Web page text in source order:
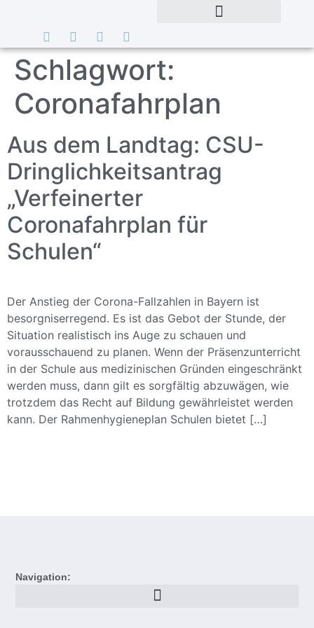
Schlagwort:
Coronafahrplan
Aus dem Landtag: CSU-
Dringlichkeitsantrag
„Verfeinerter
Coronafahrplan für
Schulen“
Der Anstieg der Corona-Fallzahlen in Bayern ist
besorgniserregend. Es ist das Gebot der Stunde, der
Situation realistisch ins Auge zu schauen und
vorausschauend zu planen. Wenn der Präsenzunterricht
in der Schule aus medizinischen Gründen eingeschränkt
werden muss, dann gilt es sorgfältig abzuwägen, wie
trotzdem das Recht auf Bildung gewährleistet werden
kann. Der Rahmenhygieneplan Schulen bietet […]
Navigation: